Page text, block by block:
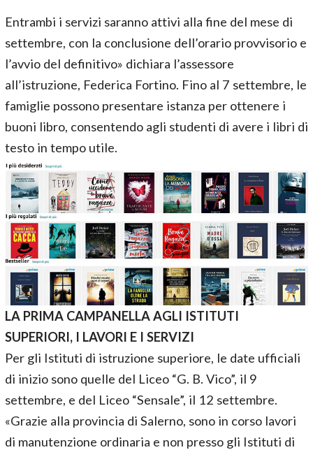
Entrambi i servizi saranno attivi alla fine del mese di
settembre, con la conclusione dell’orario provvisorio e
l’avvio del definitivo» dichiara l’assessore
all’istruzione, Federica Fortino. Fino al 7 settembre, le
famiglie possono presentare istanza per ottenere i
buoni libro, consentendo agli studenti di avere i libri di
testo in tempo utile.
LA PRIMA CAMPANELLA AGLI ISTITUTI
SUPERIORI, I LAVORI E I SERVIZI
Per gli Istituti di istruzione superiore, le date ufficiali
di inizio sono quelle del Liceo “G. B. Vico”, il 9
settembre, e del Liceo “Sensale”, il 12 settembre.
«Grazie alla provincia di Salerno, sono in corso lavori
di manutenzione ordinaria e non presso gli Istituti di